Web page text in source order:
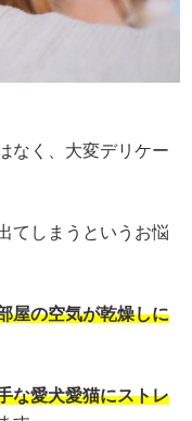
なく、大変デリケー
てしまうというお悩
屋の空気が乾燥しに
な愛犬愛猫にストレ